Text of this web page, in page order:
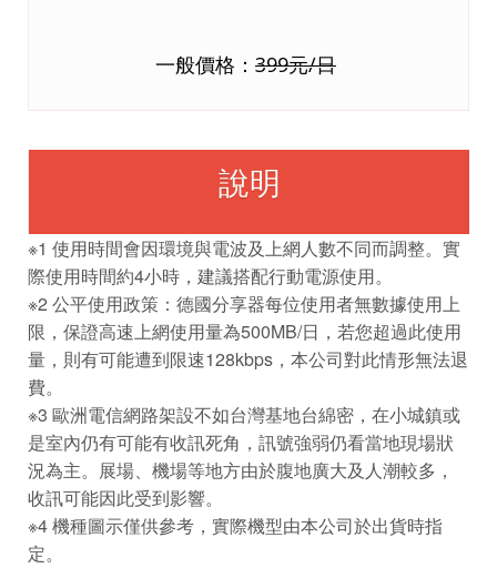
一般價格： 399元/日
說明
※1 使用時間會因環境與電波及上網人數不同而調整。實
際使用時間約4小時，建議搭配行動電源使用。
※2 公平使用政策：德國分享器每位使用者無數據使用上
限，保證高速上網使用量為500MB/日，若您超過此使用
量，則有可能遭到限速128kbps，本公司對此情形無法退
費。
※3 歐洲電信網路架設不如台灣基地台綿密，在小城鎮或
是室內仍有可能有收訊死角，訊號強弱仍看當地現場狀
況為主。展場、機場等地方由於腹地廣大及人潮較多，
收訊可能因此受到影響。
※4 機種圖示僅供參考，實際機型由本公司於出貨時指
定。